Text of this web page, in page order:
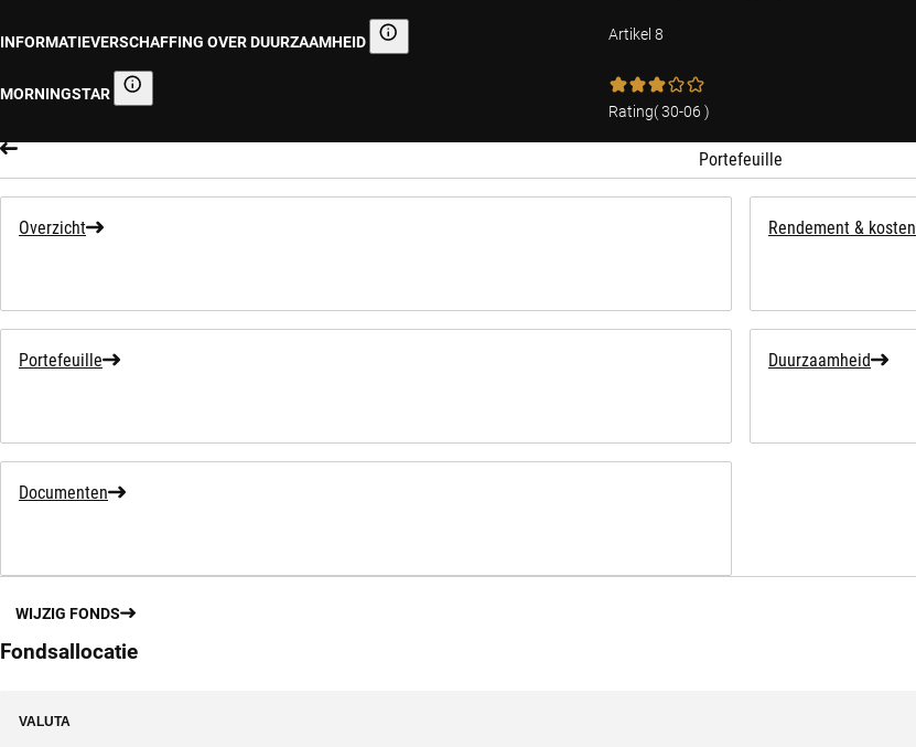
INFORMATIEVERSCHAFFING OVER DUURZAAMHEID Informatieverschaffing over duurzaamheid
Artikel 8
MORNINGSTAR Morningstar
Rating(30-06 )
Portefeuille
Overzicht Rendement & kosten
Portefeuille Duurzaamheid
Documenten
WIJZIG FONDS
Fondsallocatie
VALUTA